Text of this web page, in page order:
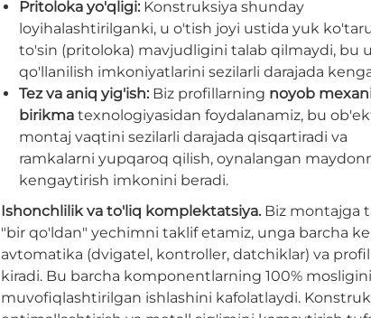
Pritoloka yo'qligi:Konstruksiya shunday
loyihalashtirilganki, u o'tish joyi ustida yuk
to'sin (pritoloka) mavjudligini talab qilmaydi, bu
qo'llanilish imkoniyatlarini sezilarli darajada
Tez va aniq yig'ish:Biz profillarning noyob
birikmatexnologiyasidan foydalanamiz, bu
montaj vaqtini sezilarli darajada qisqartiradi va
ramkalarni yupqaroq qilish, oynalangan
kengaytirish imkonini beradi.
Ishonchlilik va to'liq komplektatsiya.Biz montajga
"bir qo'ldan" yechimni taklif etamiz, unga barcha
avtomatika (dvigatel, kontroller, datchiklar) va
kiradi. Bu barcha komponentlarning 100%
muvofiqlashtirilgan ishlashini kafolatlaydi.